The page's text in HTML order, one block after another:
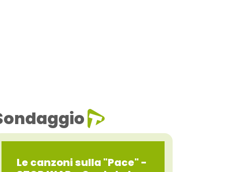
Le canzoni sulla "Pace" -